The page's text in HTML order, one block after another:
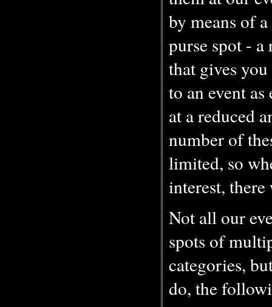
by means of
purse spot -
that gives you
to an event
at a reduced
number of
limited, so
interest,
Not all our
spots of
categories,
do, the